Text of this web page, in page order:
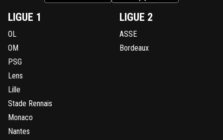
LIGUE 1
OL
OM
PSG
Lens
Lille
Stade Rennais
Monaco
Nantes
LIGUE 2
ASSE
Bordeaux